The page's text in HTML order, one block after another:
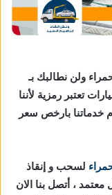
ولن نطالبك بـ
تعتبر رمزية لأننا
خدماتنا بارخص سعر
لسحب و إنقاذ
، أتصل بنا الان